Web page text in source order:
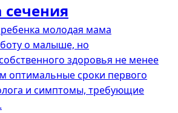
сечения
молодая мама
о малыше, но
здоровья не менее
оптимальные сроки первого
и симптомы, требующие